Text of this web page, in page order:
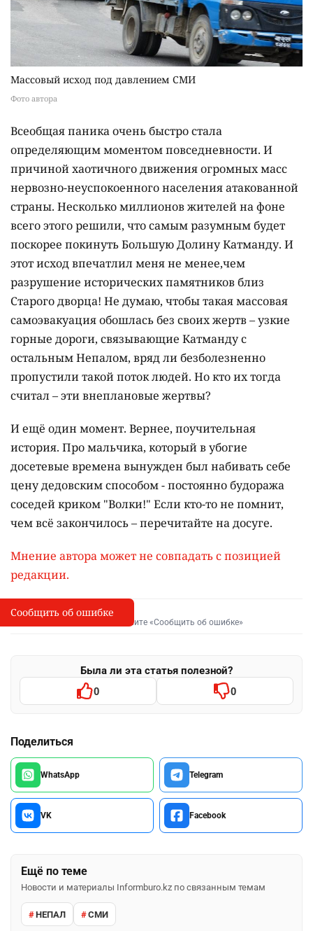
Фото автора
Массовый исход под давлением СМИ
Всеобщая паника очень быстро стала
определяющим моментом повседневности. И
причиной хаотичного движения огромных масс
нервозно-неуспокоенного населения атакованной
страны. Несколько миллионов жителей на фоне
всего этого решили, что самым разумным будет
поскорее покинуть Большую Долину Катманду. И
этот исход впечатлил меня не менее,чем
разрушение исторических памятников близ
Старого дворца! Не думаю, чтобы такая массовая
самоэвакуация обошлась без своих жертв – узкие
горные дороги, связывающие Катманду с
остальным Непалом, вряд ли безболезненно
пропустили такой поток людей. Но кто их тогда
считал – эти внеплановые жертвы?
И ещё один момент. Вернее, поучительная
история. Про мальчика, который в убогие
досетевые времена вынужден был набивать себе
цену дедовским способом - постоянно будоража
соседей криком "Волки!" Если кто-то не помнит,
чем всё закончилось – перечитайте на досуге.
Мнение автора может не совпадать с позицией
редакции.
I
Сообщить об опечатке
Выделите фрагмент и нажмите «Сообщить об ошибке»
Была ли эта статья полезной?
0 0
Поделиться
WhatsApp Telegram
VK Facebook
Ещё по теме
Новости и материалы Informburo.kz по связанным темам
НЕПАЛ СМИ
Сообщить об ошибке